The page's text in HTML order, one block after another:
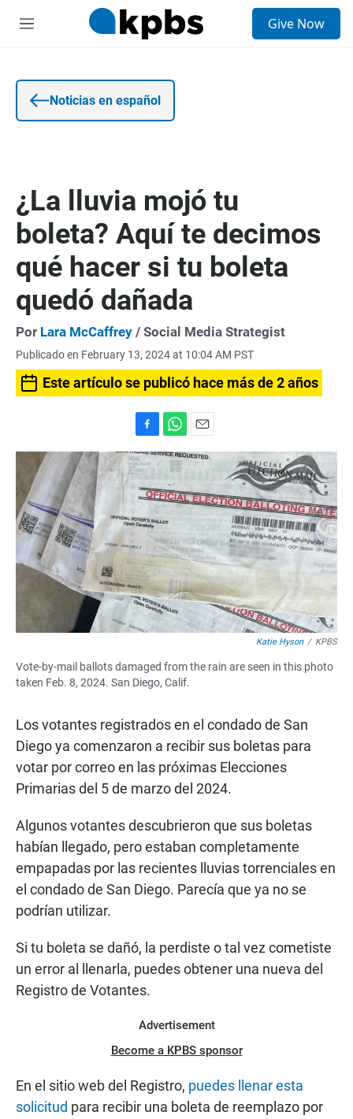
S
i
o
Give Now
Noticias en español
¿La lluvia mojó tu
boleta? Aquí te decimos
qué hacer si tu boleta
quedó dañada
Por Lara McCaffrey / Social Media Strategist
Publicado en February 13, 2024 at 10:04 AM PST
Este artículo se publicó hace más de 2 años
a
c
e
b
o
o
k
h
t
s
p
p
m
l
Katie Hyson / KPBS
Vote-by-mail ballots damaged from the rain are seen in this photo
taken Feb. 8, 2024. San Diego, Calif.
Los votantes registrados en el condado de San
Diego ya comenzaron a recibir sus boletas para
votar por correo en las próximas Elecciones
Primarias del 5 de marzo del 2024.
Algunos votantes descubrieron que sus boletas
habían llegado, pero estaban completamente
empapadas por las recientes lluvias torrenciales en
el condado de San Diego. Parecía que ya no se
podrían utilizar.
Si tu boleta se dañó, la perdiste o tal vez cometiste
un error al llenarla, puedes obtener una nueva del
Registro de Votantes.
Advertisement
Become a KPBS sponsor
En el sitio web del Registro, puedes llenar esta
solicitud para recibir una boleta de reemplazo por